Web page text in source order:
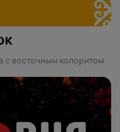
с восточным колоритом